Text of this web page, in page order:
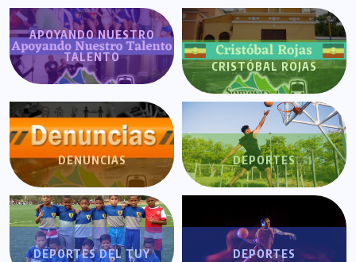
APOYANDO NUESTRO
TALENTO
CRISTÓBAL ROJAS
DENUNCIAS DEPORTES
DEPORTES DEL TUY
DEPORTES